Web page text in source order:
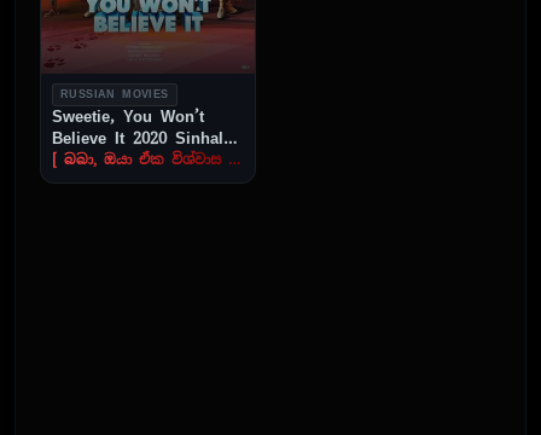
RUSSIAN MOVIES
Sweetie, You Won’t
Believe It 2020 Sinhala
Subtitle
[ බබා, ඔයා ඒක විශ්වාස කරන එකක් නෑ ]